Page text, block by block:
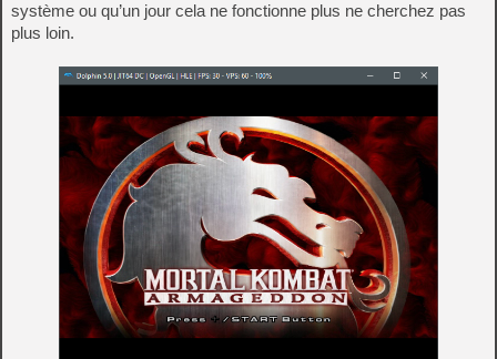
système ou qu’un jour cela ne fonctionne plus ne cherchez pas
plus loin.